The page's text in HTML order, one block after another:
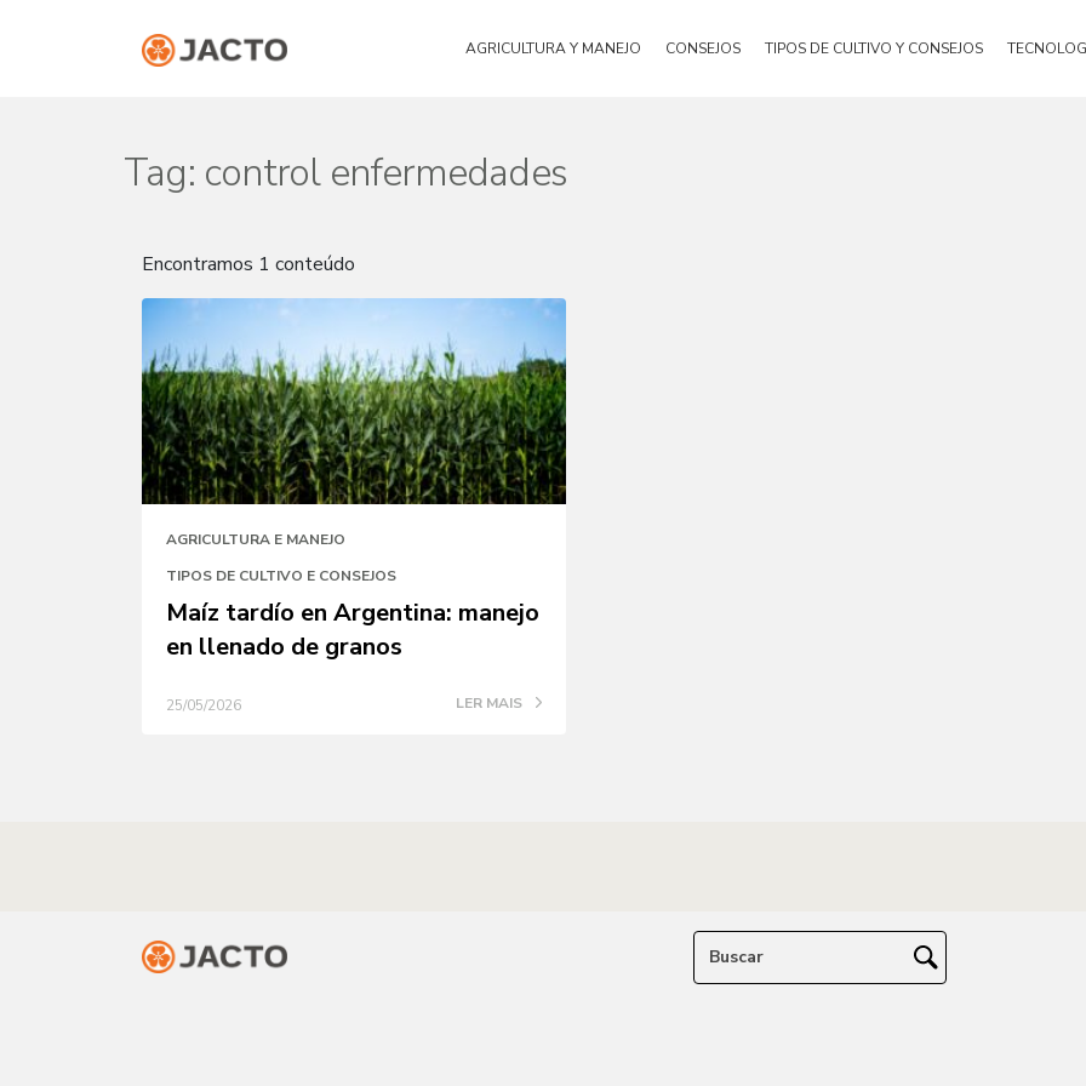
AGRICULTURA Y MANEJO CONSEJOS TIPOS DE CULTIVO Y CONSEJOS
Tag: control enfermedades
Encontramos 1 conteúdo
AGRICULTURA E MANEJO
TIPOS DE CULTIVO E CONSEJOS
Maíz tardío en Argentina: manejo
en llenado de granos
25/05/2026 LER MAIS